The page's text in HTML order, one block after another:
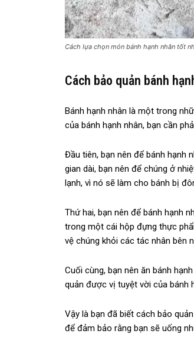
Cách lựa chọn món bánh hạnh nhân tốt
Cách bảo quản bánh
Bánh hạnh nhân là một trong
của bánh hạnh nhân, bạn cần
Đầu tiên, bạn nên để bánh hạnh
gian dài, bạn nên để chúng ở
lạnh, vì nó sẽ làm cho bánh bị
Thứ hai, bạn nên để bánh hạnh
trong một cái hộp đựng thực
vệ chúng khỏi các tác nhân bên
Cuối cùng, bạn nên ăn bánh
quản được vị tuyệt vời của bánh
Vậy là bạn đã biết cách bảo
để đảm bảo rằng bạn sẽ uống